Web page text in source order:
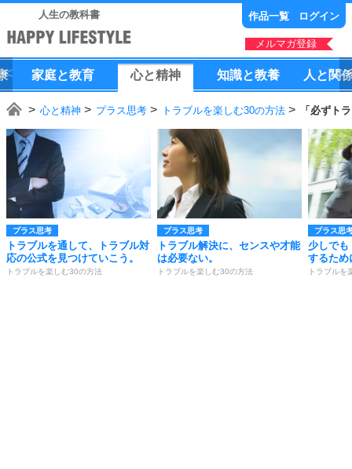
人生の教科書 作品一覧 ログイン
メルマガ登録
家庭と教育 心と精神 知識と教養 人 と 関
心と精神 プラス思考 トラブルを楽しむ30の方法 「必ずト
プラス思考
トラブルを通して、トラブル対
応の公式を見つけていこう。
トラブルを楽しむ30の方法
プラス思考
トラブル解決に、センスや才能
は必要ない。
トラブルを楽しむ30の方法
プラス思
少しでも
するため
トラブルを